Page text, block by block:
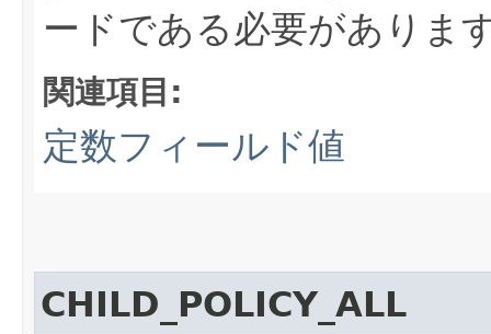
ードである必要がありま
関連項目:
定数フィールド値
CHILD_POLICY_ALL